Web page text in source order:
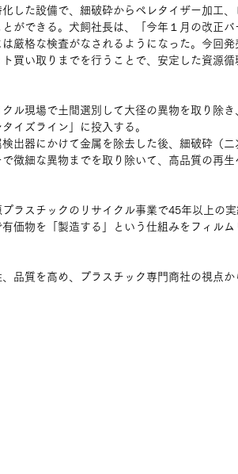
した設備で、細破砕からペレタイザー加工、
ができる。犬飼社長は、「今年１月の改正
厳格な検査がなされるようになった。今回発
買い取りまでを行うことで、安定した資源循
ル現場で土間選別して大径の異物を取り除き
イズライン」に投入する。
出器にかけて金属を除去した後、細破砕（二
微細な異物までを取り除いて、高品質の再生
ラスチックのリサイクル事業で45年以上の
価物を「製造する」という仕組みをフィルム
品質を高め、プラスチック専門商社の視点か